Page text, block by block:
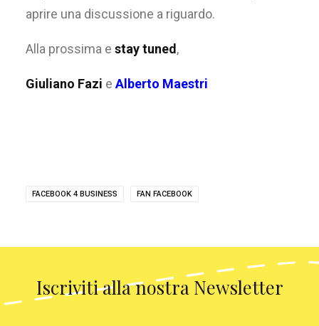
aprire una discussione a riguardo.
Alla prossima e stay tuned ,
Giuliano Fazi e Alberto Maestri
FACEBOOK 4 BUSINESS FAN FACEBOOK
Iscriviti alla nostra Newsletter